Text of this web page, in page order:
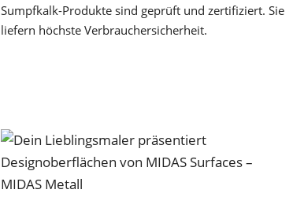
Sumpfkalk-Produkte sind geprüft und zertifiziert. Sie
liefern höchste Verbrauchersicherheit.